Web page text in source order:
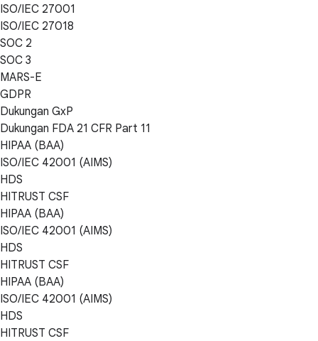
ISO/IEC 27001
ISO/IEC 27018
SOC 2
SOC 3
MARS-E
GDPR
Dukungan GxP
Dukungan FDA 21 CFR Part 11
HIPAA (BAA)
ISO/IEC 42001 (AIMS)
HDS
HITRUST CSF
HIPAA (BAA)
ISO/IEC 42001 (AIMS)
HDS
HITRUST CSF
HIPAA (BAA)
ISO/IEC 42001 (AIMS)
HDS
HITRUST CSF